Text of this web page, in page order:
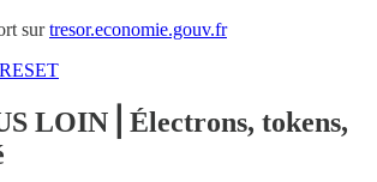
surtresor.economie.gouv.fr
LOIN⎟ Électrons, tokens,